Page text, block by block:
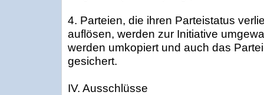
4. Parteien, die ihren Parteistatus
auflösen, werden zur Initiative
werden umkopiert und auch das
gesichert.
IV. Ausschlüsse